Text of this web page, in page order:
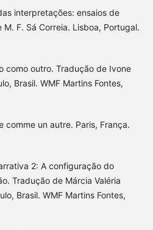
interpretações: ensaios de
F. Sá Correia. Lisboa, Portugal.
como outro. Tradução de Ivone
Brasil. WMF Martins Fontes,
comme un autre. Paris, França.
2: A configuração do
Tradução de Márcia Valéria
Brasil. WMF Martins Fontes,